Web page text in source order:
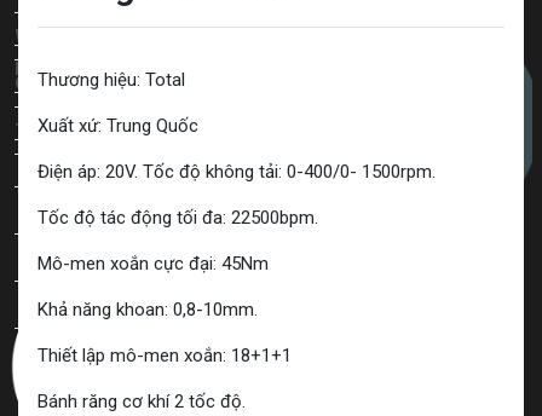
Đinh ghim
Lưỡi cưa
Lưỡi cưa lọng
Lưỡi cưa kiếm
Lưỡi cưa thép
Lưỡi cưa sắt
Lưỡi cưa gỗ
Lưỡi cưa đa năng
Lưỡi cưa nhôm
WD-40
O'Tech
Tekbond
Thương hiệu: Total
Xuất xứ: Trung Quốc
Điện áp: 20V. Tốc độ không tải: 0-400/0- 1500rpm.
Tốc độ tác động tối đa: 22500bpm.
Mô-men xoắn cực đại: 45Nm
Khả năng khoan: 0,8-10mm.
Thiết lập mô-men xoắn: 18+1+1
Bánh răng cơ khí 2 tốc độ.